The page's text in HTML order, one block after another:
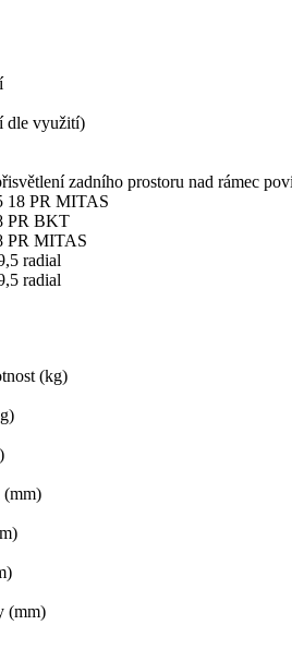
dle využití)
zadního prostoru nad rámec
18 PR MITAS
PR BKT
PR MITAS
radial
radial
(kg)
(mm)
(mm)